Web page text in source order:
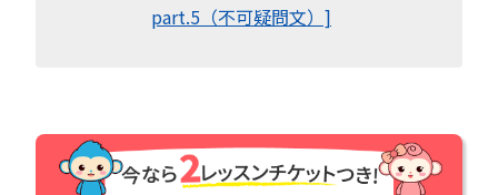
part.5（不可疑問文）]